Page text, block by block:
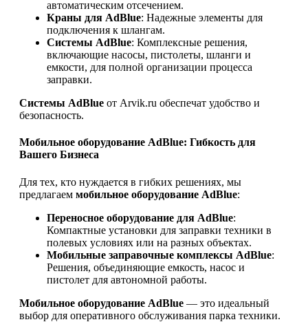
автоматическим отсечением.
Краны для AdBlue: Надежные элементы для
подключения к шлангам.
Системы AdBlue: Комплексные решения,
включающие насосы, пистолеты, шланги и
емкости, для полной организации процесса
заправки.
Системы AdBlue от Arvik.ru обеспечат удобство и
безопасность.
Мобильное оборудование AdBlue: Гибкость для
Вашего Бизнеса
Для тех, кто нуждается в гибких решениях, мы
предлагаем мобильное оборудование AdBlue:
Переносное оборудование для AdBlue:
Компактные установки для заправки техники в
полевых условиях или на разных объектах.
Мобильные заправочные комплексы AdBlue:
Решения, объединяющие емкость, насос и
пистолет для автономной работы.
Мобильное оборудование AdBlue — это идеальный
выбор для оперативного обслуживания парка техники.